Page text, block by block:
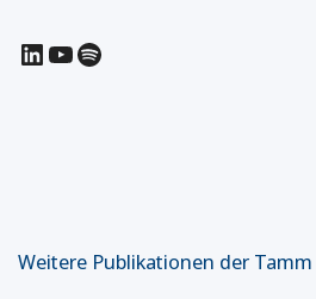
LinkedIn
YouTube
Spotify
Weitere Publikationen der